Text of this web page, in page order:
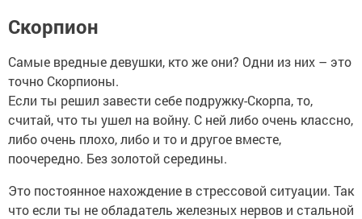
Скорпион
Самые вредные девушки, кто же они? Одни из них – это
точно Скорпионы.
Если ты решил завести себе подружку-Скорпа, то,
считай, что ты ушел на войну. С ней либо очень классно,
либо очень плохо, либо и то и другое вместе,
поочередно. Без золотой середины.
Это постоянное нахождение в стрессовой ситуации. Так
что если ты не обладатель железных нервов и стальной